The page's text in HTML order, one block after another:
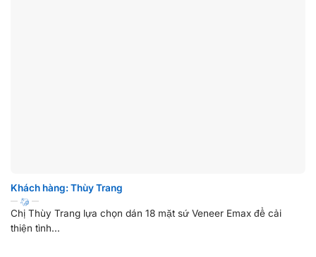
Khách hàng: Thùy Trang
Chị Thùy Trang lựa chọn dán 18 mặt sứ Veneer Emax để cải
thiện tình...